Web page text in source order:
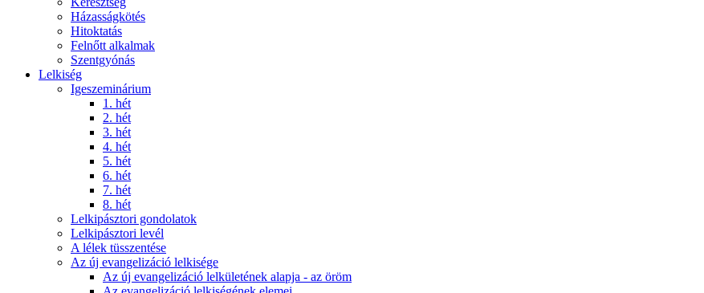
Házasságkötés
Hitoktatás
Felnőtt alkalmak
Szentgyónás
Lelkiség
Igeszeminárium
1. hét
2. hét
3. hét
4. hét
5. hét
6. hét
7. hét
8. hét
Lelkipásztori gondolatok
Lelkipásztori levél
A lélek tüsszentése
Az új evangelizáció lelkisége
Az új evangelizáció lelkületének alapja - az öröm